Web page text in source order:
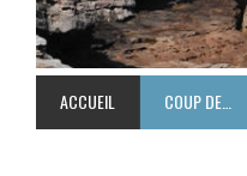
ACCUEIL COUP DE…